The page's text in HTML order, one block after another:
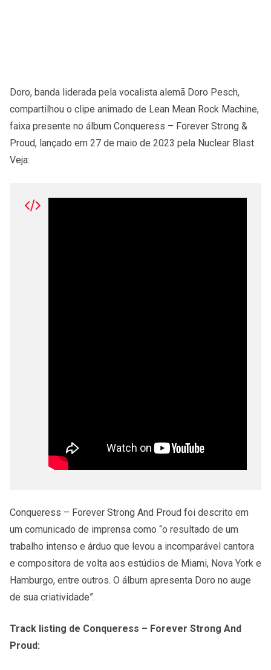
Doro, banda liderada pela vocalista alemã Doro Pesch,
compartilhou o clipe animado de Lean Mean Rock Machine,
faixa presente no álbum Conqueress – Forever Strong &
Proud, lançado em 27 de maio de 2023 pela Nuclear Blast.
Veja:
Conqueress – Forever Strong And Proud foi descrito em
um comunicado de imprensa como “o resultado de um
trabalho intenso e árduo que levou a incomparável cantora
e compositora de volta aos estúdios de Miami, Nova York e
Hamburgo, entre outros. O álbum apresenta Doro no auge
de sua criatividade”.
Track listing de Conqueress – Forever Strong And
Proud: